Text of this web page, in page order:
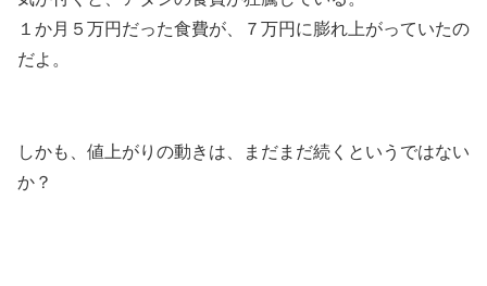
１か月５万円だった食費が、７万円に膨れ上がっていたの
だよ。
しかも、値上がりの動きは、まだまだ続くというではない
か？